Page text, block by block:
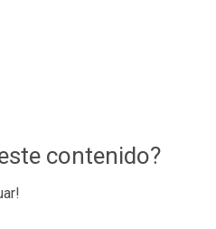
contenido?